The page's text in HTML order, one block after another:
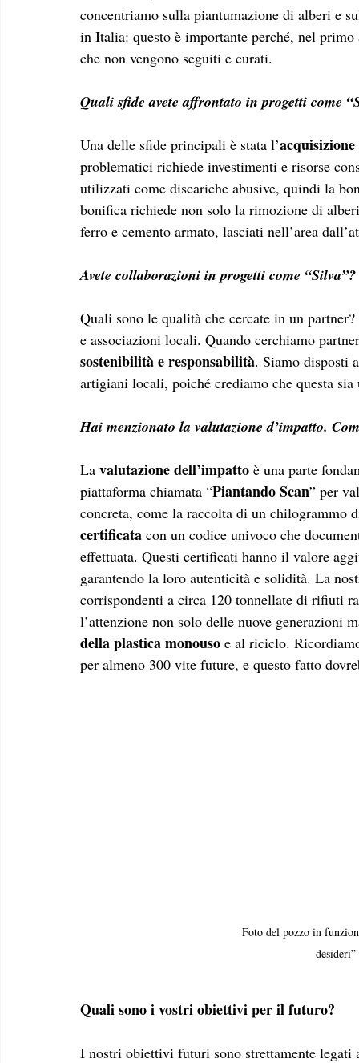
concentriamo sulla piantumazione di alberi e
in Italia: questo è importante perché, nel
che non vengono seguiti e curati.
Quali sfide avete affrontato in progetti come
Una delle sfide principali è stata l’
problematici richiede investimenti e risorse
utilizzati come discariche abusive, quindi la
bonifica richiede non solo la rimozione di
ferro e cemento armato, lasciati nell’area
Avete collaborazioni in progetti come “Silva”?
Quali sono le qualità che cercate in un
e associazioni locali. Quando cerchiamo
sostenibilità e responsabilità. Siamo disposti
artigiani locali, poiché crediamo che questa
Hai menzionato la valutazione d’impatto.
La valutazione dell’impatto è una parte
piattaforma chiamata “Piantando Scan” per
concreta, come la raccolta di un
certificata con un codice univoco che
effettuata. Questi certificati hanno il valore
garantendo la loro autenticità e solidità. La
corrispondenti a circa 120 tonnellate di rifiuti
l’attenzione non solo delle nuove generazioni
della plastica monouso e al riciclo.
per almeno 300 vite future, e questo fatto
Foto del pozzo in
Quali sono i vostri obiettivi per il futuro?
I nostri obiettivi futuri sono strettamente